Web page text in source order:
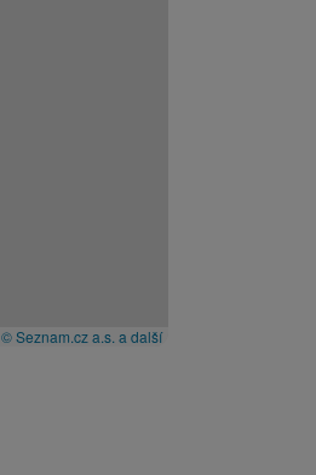
© Seznam.cz a.s. a další